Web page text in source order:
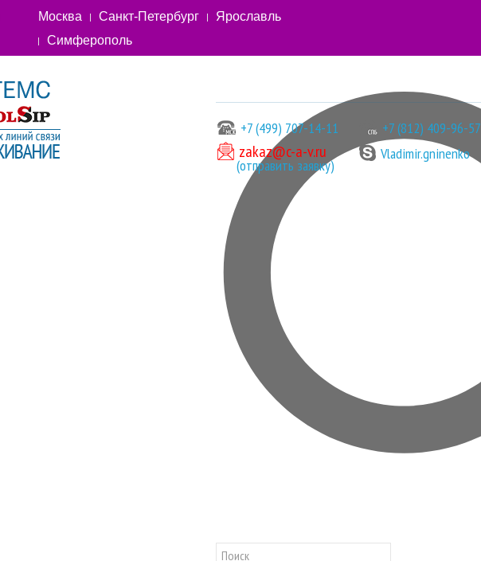
Москва Санкт-Петербург
Ярославль
Симферополь
+7 (499) 707-14-11 +7 (812) 409-96-57
zakaz@c-a-v.ru
(отправить заявку)
Vladimir.gninenko